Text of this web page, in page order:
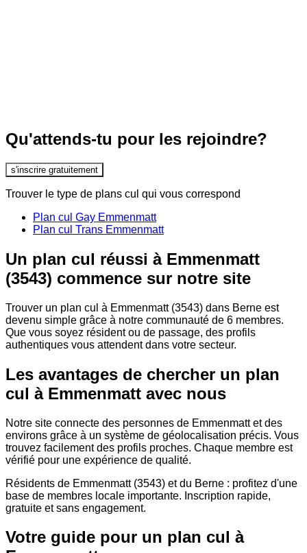
Qu'attends-tu pour les rejoindre?
s'inscrire gratuitement
Trouver le type de plans cul qui vous correspond
Plan cul Gay Emmenmatt
Plan cul Trans Emmenmatt
Un plan cul réussi à Emmenmatt
(3543) commence sur notre site
Trouver un plan cul à Emmenmatt (3543) dans Berne est
devenu simple grâce à notre communauté de 6 membres.
Que vous soyez résident ou de passage, des profils
authentiques vous attendent dans votre secteur.
Les avantages de chercher un plan
cul à Emmenmatt avec nous
Notre site connecte des personnes de Emmenmatt et des
environs grâce à un système de géolocalisation précis. Vous
trouvez facilement des profils proches. Chaque membre est
vérifié pour une expérience de qualité.
Résidents de Emmenmatt (3543) et du Berne : profitez d'une
base de membres locale importante. Inscription rapide,
gratuite et sans engagement.
Votre guide pour un plan cul à